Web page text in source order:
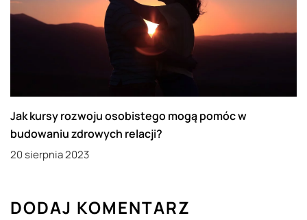
Jak kursy rozwoju osobistego mogą pomóc w
budowaniu zdrowych relacji?
20 sierpnia 2023
DODAJ KOMENTARZ